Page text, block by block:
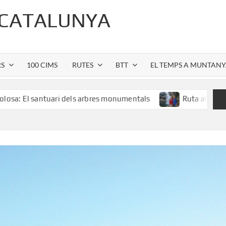
100 CIMS RUTES BTT EL TEMPS A
dels arbres monumentals Ruta al Salt de Sallent: